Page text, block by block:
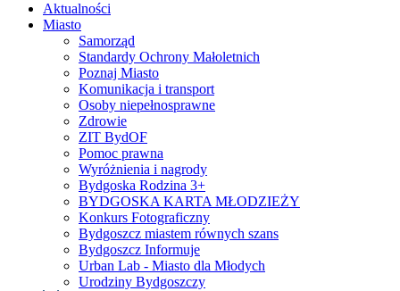
Aktualności
Miasto
Samorząd
Standardy Ochrony Małoletnich
Poznaj Miasto
Komunikacja i transport
Osoby niepełnosprawne
Zdrowie
ZIT BydOF
Pomoc prawna
Wyróżnienia i nagrody
Bydgoska Rodzina 3+
BYDGOSKA KARTA MŁODZIEŻY
Konkurs Fotograficzny
Bydgoszcz miastem równych szans
Bydgoszcz Informuje
Urban Lab - Miasto dla Młodych
Urodziny Bydgoszczy